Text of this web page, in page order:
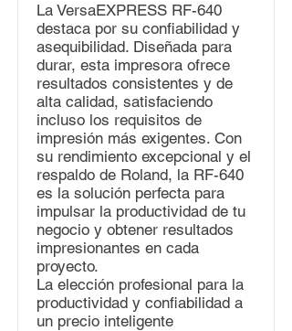
La VersaEXPRESS RF-640
destaca por su confiabilidad y
asequibilidad. Diseñada para
durar, esta impresora ofrece
resultados consistentes y de
alta calidad, satisfaciendo
incluso los requisitos de
impresión más exigentes. Con
su rendimiento excepcional y el
respaldo de Roland, la RF-640
es la solución perfecta para
impulsar la productividad de tu
negocio y obtener resultados
impresionantes en cada
proyecto.
La elección profesional para la
productividad y confiabilidad a
un precio inteligente